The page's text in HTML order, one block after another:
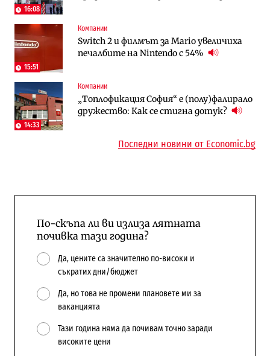
16:08
15:51
Компании
Switch 2 и филмът за Mario увеличиха
печалбите на Nintendo с 54%
14:33
Компании
„Топлофикация София“ e (полу)фалирало
дружество: Как се стигна дотук?
Digi&AI
Трафикът толкова е намалял, че големи
медии обмислят да се откажат
Публични финанси
Общините вече зависят от
централната власт за 75% от
To:know
Какво се променя в България от 1
август?
Отрасли
Жилищата в България поскъпват при
намаляващо население и все повече
Последни новини от Economic.bg
По-скъпа ли ви излиза лятната
почивка тази година?
Да, цените са значително по-високи и
съкратих дни/бюджет
Да, но това не промени плановете ми за
ваканцията
Тази година няма да почивам точно заради
високите цени